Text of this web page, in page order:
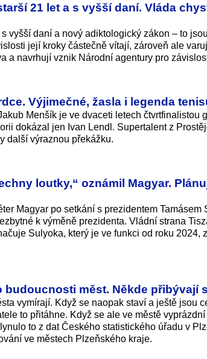
21 let a s vyšší daní. Vláda
vyšší daní a nový adiktologický zákon – to
její kroky částečně vítají, zároveň ale
a navrhují vznik Národní agentury pro
Výjimečné, žasla i legenda
Menšík je ve dvaceti letech čtvrtfinalistou
dokázal jen Ivan Lendl. Supertalent z
další výraznou překážku.
loutky,“ oznámil Magyar.
Magyar po setkání s prezidentem
k výměně prezidenta. Vládní strana
Sulyoka, který je ve funkci od roku 2024,
budoucnosti měst. Někde přibývají
vymírají. Když se naopak staví a ještě jsou
to přitáhne. Když se ale ve městě
to z dat Českého statistického úřadu v
ve městech Plzeňského kraje.